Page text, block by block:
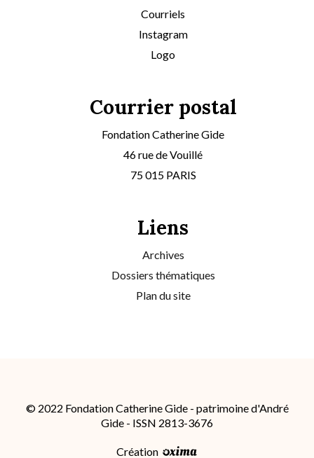
Courriels
Instagram
Logo
Courrier postal
Fondation Catherine Gide
46 rue de Vouillé
75 015 PARIS
Liens
Archives
Dossiers thématiques
Plan du site
© 2022 Fondation Catherine Gide - patrimoine d'André
Gide - ISSN 2813-3676
Création